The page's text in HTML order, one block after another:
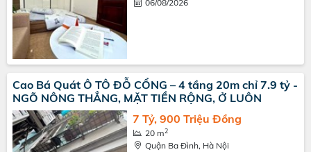
06/08/2026
Cao Bá Quát Ô TÔ ĐỖ CỔNG – 4 tầng 20m chỉ 7.9 tỷ -
NGÕ NÔNG THẲNG, MẶT TIỀN RỘNG, Ở LUÔN
7 Tỷ, 900 Triệu Đồng
20 m2
Quận Ba Đình, Hà Nội